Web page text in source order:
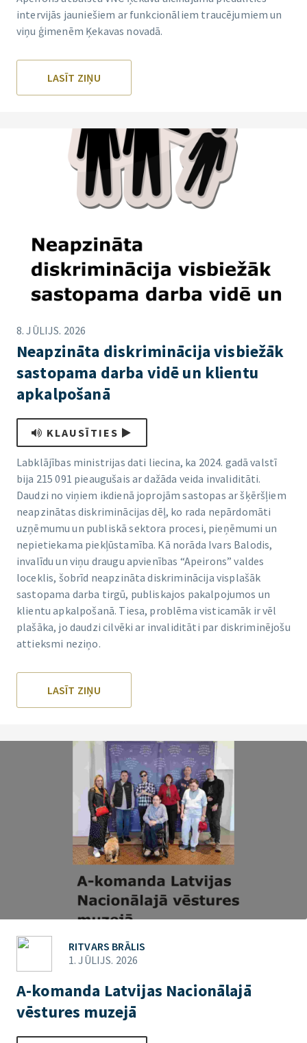
intervijās jauniešiem ar funkcionāliem traucējumiem un
viņu ģimenēm Ķekavas novadā.
LASĪT ZIŅU
8. JŪLIJS. 2026
Neapzināta diskriminācija visbiežāk
sastopama darba vidē un klientu
apkalpošanā
KLAUSĪTIES
Labklājības ministrijas dati liecina, ka 2024. gadā valstī
bija 215 091 pieaugušais ar dažāda veida invaliditāti.
Daudzi no viņiem ikdienā joprojām sastopas ar šķēršļiem
neapzinātas diskriminācijas dēļ, ko rada nepārdomāti
uzņēmumu un publiskā sektora procesi, pieņēmumi un
nepietiekama piekļūstamība. Kā norāda Ivars Balodis,
invalīdu un viņu draugu apvienības “Apeirons” valdes
loceklis, šobrīd neapzināta diskriminācija visplašāk
sastopama darba tirgū, publiskajos pakalpojumos un
klientu apkalpošanā. Tiesa, problēma visticamāk ir vēl
plašāka, jo daudzi cilvēki ar invaliditāti par diskriminējošu
attieksmi neziņo.
LASĪT ZIŅU
RITVARS BRĀLIS
1. JŪLIJS. 2026
A-komanda Latvijas Nacionālajā
vēstures muzejā